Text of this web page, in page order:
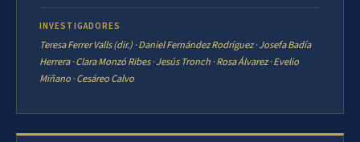
INVESTIGADORES
Teresa Ferrer Valls (dir.) · Daniel Fernández Rodríguez · Josefa Badía
Herrera · Clara Monzó Ribes · Jesús Tronch · Rosa Álvarez · Evelio
Miñano · Cesáreo Calvo